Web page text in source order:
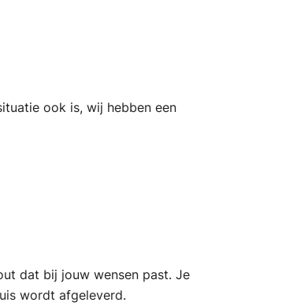
ook is, wij hebben een
dat bij jouw wensen past. Je
wordt afgeleverd.